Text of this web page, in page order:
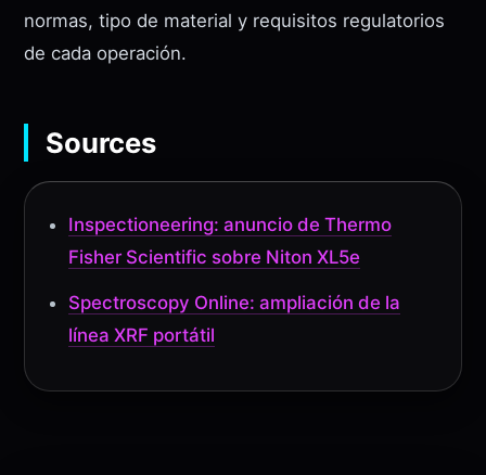
normas, tipo de material y requisitos regulatorios
de cada operación.
Sources
Inspectioneering: anuncio de Thermo
Fisher Scientific sobre Niton XL5e
Spectroscopy Online: ampliación de la
línea XRF portátil